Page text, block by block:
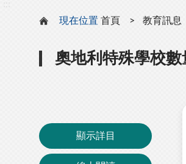
現在位置 首頁 教育訊息
奧地利特殊學校
顯示詳目